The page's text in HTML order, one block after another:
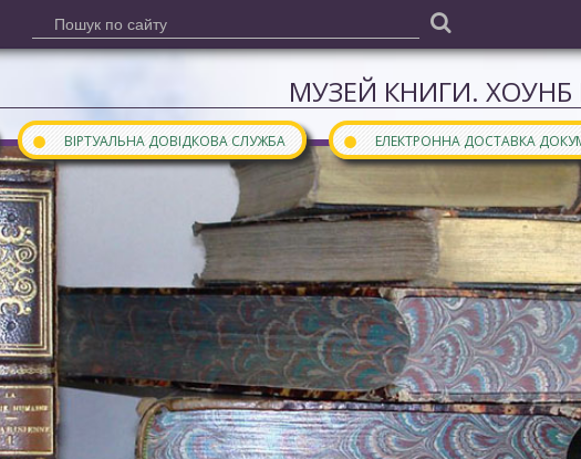
МУЗЕЙ КНИГИ. ХОУНБ
● ВІРТУАЛЬНА ДОВІДКОВА СЛУЖБА ● ЕЛЕКТРОННА ДОСТАВКА